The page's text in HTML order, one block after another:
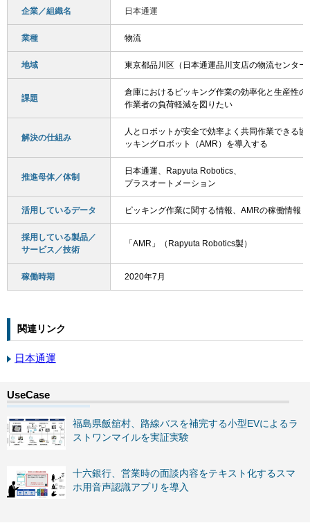
企業／組織名 日本通運
業種 物流
地域 東京都品川区（日本通運品川支店の物流センター
課題
倉庫におけるピッキング作業の効率化と生産性の
作業者の負荷軽減を図りたい
解決の仕組み
人とロボットが安全で効率よく共同作業できる協
ッキングロボット（AMR）を導入する
推進母体／体制
日本通運、Rapyuta Robotics、
プラスオートメーション
活用しているデータ ピッキング作業に関する情報、AMRの稼働情報
採用している製品／
サービス／技術
「AMR」（Rapyuta Robotics製）
稼働時期 2020年7月
関連リンク
日本通運
福島県飯舘村、路線バスを補完する小型EVによるラ
ストワンマイルを実証実験
十六銀行、営業時の面談内容をテキスト化するスマ
ホ用音声認識アプリを導入